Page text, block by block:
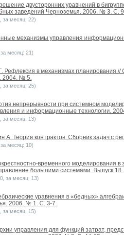
двусторонних уравнений в
заведений Черноземья. 2006. № 3. С.
за месяц: 22)
механизмы управления
месяц: 21)
Рефлексия в механизмах планирования //
2004. № 5.
за месяц: 25)
непрерывности при системном
и информационные технологии.
за месяц: 13)
А. Теория контрактов. Сборник задач с
месяц: 10)
временного моделирования
большими системами. Выпуск
за месяц: 13)
уравнения в «бедных»
2006. № 1. С. 3-7.
за месяц: 15)
управления для функций затрат,